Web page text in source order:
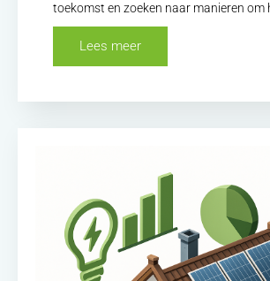
toekomst en zoeken naar manieren om
Lees meer